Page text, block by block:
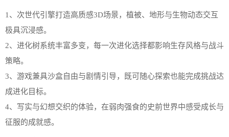
1、次世代引擎打造高质感3D场景，植被、地形与生物动态交互
极具沉浸感。
2、进化树系统丰富多变，每一次进化选择都影响生存风格与战斗
策略。
3、游戏兼具沙盒自由与剧情引导，既可随心探索也能完成挑战达
成进化目标。
4、写实与幻想交织的体验，在弱肉强食的史前世界中感受成长与
征服的成就感。